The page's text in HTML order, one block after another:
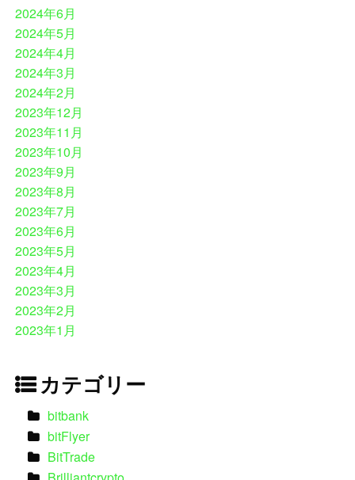
2024年6月
2024年5月
2024年4月
2024年3月
2024年2月
2023年12月
2023年11月
2023年10月
2023年9月
2023年8月
2023年7月
2023年6月
2023年5月
2023年4月
2023年3月
2023年2月
2023年1月
カテゴリー
bitbank
bitFlyer
BitTrade